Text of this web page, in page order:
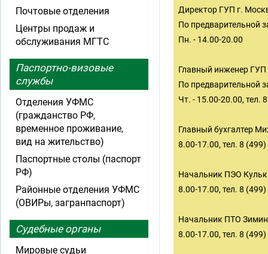
Директор ГУП г.
По предварительной
Пн. - 14.00-20.00
Главный инженер
По предварительной
Чт. - 15.00-20.00, тел.
Главный бухгалтер
8.00-17.00, тел. 8
Начальник ПЭО
8.00-17.00, тел. 8
Начальник ПТО
8.00-17.00, тел. 8
Почтовые отделения
Центры продаж и
обслуживания МГТС
Паспортно-визовые
службы
Отделения УФМС
(гражданство РФ,
временное проживание,
вид на жительство)
Паспортные столы (паспорт
РФ)
Районные отделения УФМС
(ОВИРы, загранпаспорт)
Судебные органы
Мировые судьи